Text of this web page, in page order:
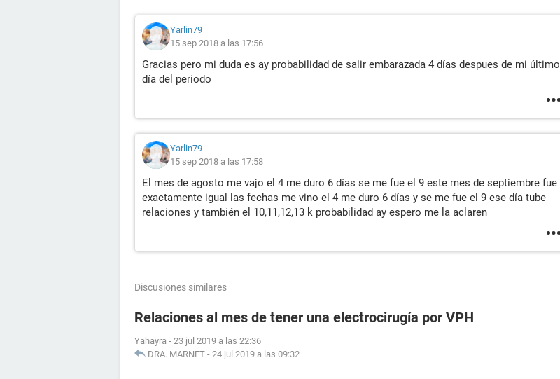
Yarlin79
15 sep 2018 a las 17:56
Gracias pero mi duda es ay probabilidad de salir embarazada 4 días despues de mi último
día del periodo
Yarlin79
15 sep 2018 a las 17:58
El mes de agosto me vajo el 4 me duro 6 días se me fue el 9 este mes de septiembre fue
exactamente igual las fechas me vino el 4 me duro 6 días y se me fue el 9 ese día tube
relaciones y también el 10,11,12,13 k probabilidad ay espero me la aclaren
Discusiones similares
Relaciones al mes de tener una electrocirugía por VPH
Yahayra - 23 jul 2019 a las 22:36
DRA. MARNET - 24 jul 2019 a las 09:32